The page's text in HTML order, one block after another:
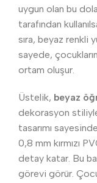
uygun olan bu
tarafından
sıra, beyaz renkli
sayede,
ortam oluşur.
Üstelik, beyaz
dekorasyon
tasarımı
0,8 mm kırmızı
detay katar. Bu
görevi görür.